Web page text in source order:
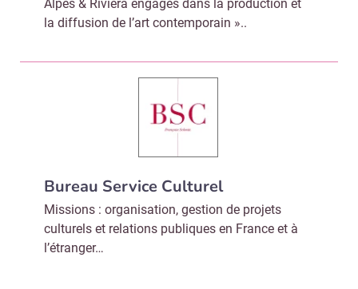
Alpes & Riviera engagés dans la production et
la diffusion de l’art contemporain »..
Bureau Service Culturel
Missions : organisation, gestion de projets
culturels et relations publiques en France et à
l’étranger…